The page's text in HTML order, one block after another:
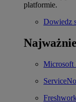
platformie.
Dowiedz
Microsoft